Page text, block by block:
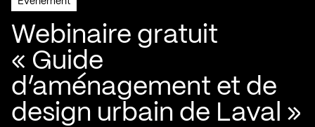
Webinaire gratuit
« Guide
d’aménagement et de
design urbain de Laval »